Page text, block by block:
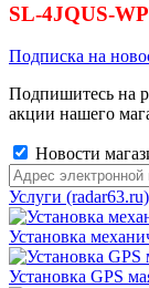
SL-4JQUS-
Подписка на
Подпишитесь на
акции нашего
Новости
Услуги (radar63.ru)
Установка
Установка GPS